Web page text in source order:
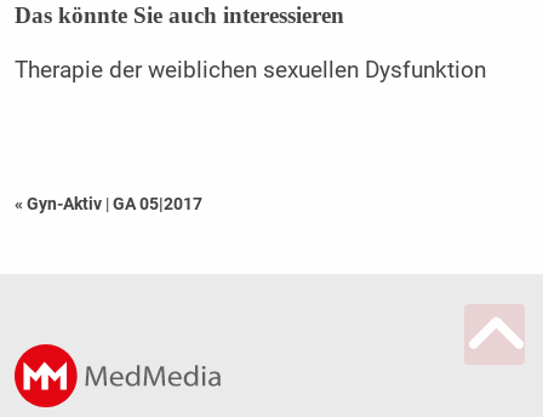
Das könnte Sie auch interessieren
Therapie der weiblichen sexuellen Dysfunktion
« Gyn-Aktiv |GA 05|2017